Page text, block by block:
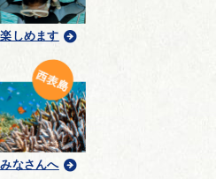
しめます
なさんへ